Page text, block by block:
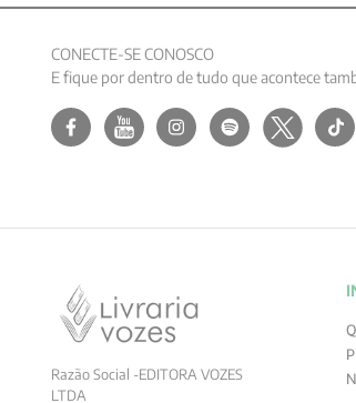
CONECTE-SE CONOSCO
E fique por dentro de tudo que acontece
Razão Social -EDITORA VOZES
LTDA